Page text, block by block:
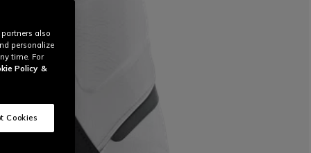
also
personalize
time. For
Policy &
Cookies